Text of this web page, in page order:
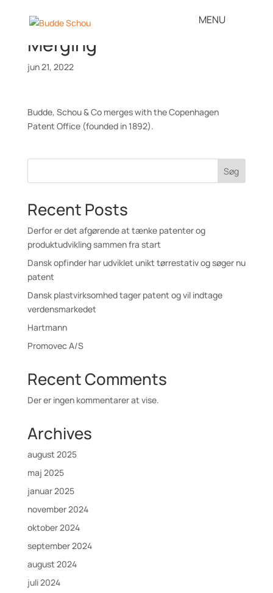
Merging
jun 21, 2022
Budde, Schou & Co merges with the Copenhagen
Patent Office (founded in 1892).
Søg
Recent Posts
Derfor er det afgørende at tænke patenter og
produktudvikling sammen fra start
Dansk opfinder har udviklet unikt tørrestativ og søger nu
patent
Dansk plastvirksomhed tager patent og vil indtage
verdensmarkedet
Hartmann
Promovec A/S
Recent Comments
Der er ingen kommentarer at vise.
Archives
august 2025
maj 2025
januar 2025
november 2024
oktober 2024
september 2024
august 2024
juli 2024